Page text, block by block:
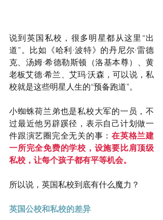
说到英国私校，很多明星都从这里“出
道”。比如《哈利·波特》的丹尼尔·雷德
克、汤姆·希德勒斯顿（洛基本尊）、黄
老板艾德·希兰、艾玛·沃森，可以说，私
校就是这些明星人生的“预备跑道”。
小蜘蛛荷兰弟也是私校大军的一员，不
过最近他另辟蹊径，表示自己计划做一
件跟演艺圈完全无关的事： 在英格兰建
一所完全免费的学校，设施要比肩顶级
私校，让每个孩子都有平等机会。
所以说，英国私校到底有什么魔力？
英国公校和私校的差异